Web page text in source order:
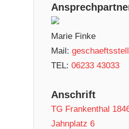
Marie Finke
Mail:
TEL: 06233 43033
Anschrift
TG Frankenthal
Jahnplatz 6